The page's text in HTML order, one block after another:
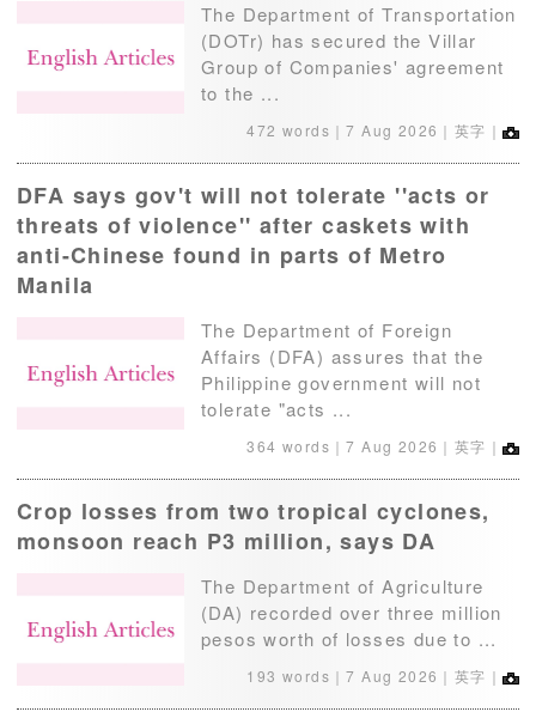
The Department of Transportation
(DOTr) has secured the Villar
Group of Companies' agreement
to the ...
472 words｜7 Aug 2026 ｜英字｜
DFA says gov't will not tolerate ''acts or
threats of violence'' after caskets with
anti-Chinese found in parts of Metro
Manila
The Department of Foreign
Affairs (DFA) assures that the
Philippine government will not
tolerate "acts ...
364 words｜7 Aug 2026 ｜英字｜
Crop losses from two tropical cyclones,
monsoon reach P3 million, says DA
The Department of Agriculture
(DA) recorded over three million
pesos worth of losses due to ...
193 words｜7 Aug 2026 ｜英字｜